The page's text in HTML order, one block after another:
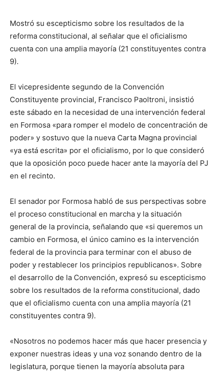
lo
se
ve…
Mostró su escepticismo sobre los resultados de la
reforma constitucional, al señalar que el oficialismo
cuenta con una amplia mayoría (21 constituyentes contra
9).
El vicepresidente segundo de la Convención
Constituyente provincial, Francisco Paoltroni, insistió
este sábado en la necesidad de una intervención federal
en Formosa «para romper el modelo de concentración de
poder» y sostuvo que la nueva Carta Magna provincial
«ya está escrita» por el oficialismo, por lo que consideró
que la oposición poco puede hacer ante la mayoría del PJ
en el recinto.
El senador por Formosa habló de sus perspectivas sobre
el proceso constitucional en marcha y la situación
general de la provincia, señalando que «si queremos un
cambio en Formosa, el único camino es la intervención
federal de la provincia para terminar con el abuso de
poder y restablecer los principios republicanos». Sobre
el desarrollo de la Convención, expresó su escepticismo
sobre los resultados de la reforma constitucional, dado
que el oficialismo cuenta con una amplia mayoría (21
constituyentes contra 9).
«Nosotros no podemos hacer más que hacer presencia y
exponer nuestras ideas y una voz sonando dentro de la
legislatura, porque tienen la mayoría absoluta para